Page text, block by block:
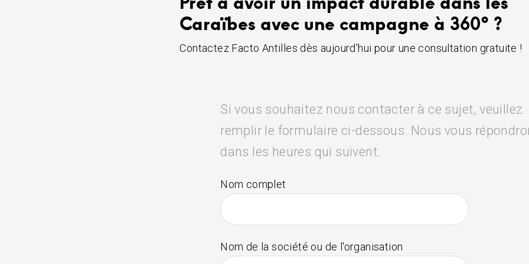
Caraïbes avec une campagne à 360° ?
Contactez Facto Antilles dès aujourd'hui pour une consultation gratuite !
Si vous souhaitez nous contacter à ce sujet, veuillez
remplir le formulaire ci-dessous. Nous vous
dans les heures qui suivent.
Nom complet
Nom de la société ou de l'organisation